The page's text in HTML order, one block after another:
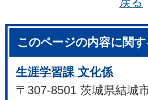
このページの内容に関
生涯学習課 文化係
〒307-8501 茨城県結城